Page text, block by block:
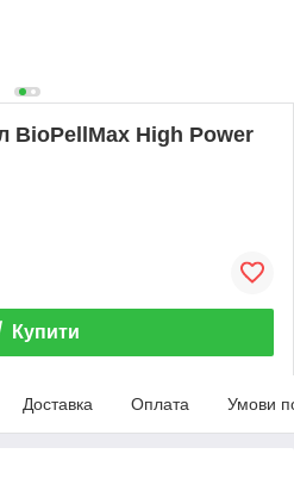
BioPellMax High Power
Купити
Доставка Оплата Умови